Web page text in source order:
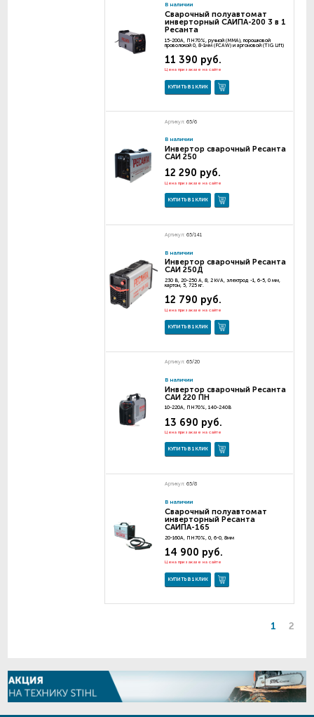
В наличии
Сварочный полуавтомат
инверторный САИПА-200 3 в 1
Ресанта
15-200A, ПН70%, ручной (MMA), порошковой
проволокой 0, 8-1мм (FCAW) и аргоновой (TIG Lift)
11 390 руб.
Цена при заказе на сайте
КУПИТЬ В 1 КЛИК
Артикул: 65/6
В наличии
Инвертор сварочный Ресанта
САИ 250
12 290 руб.
Цена при заказе на сайте
КУПИТЬ В 1 КЛИК
Артикул: 65/141
В наличии
Инвертор сварочный Ресанта
САИ 250Д
230 В, 20-250 А, 8, 2 kVA, электрод -1, 6-5, 0 мм,
картон, 5, 725 кг.
12 790 руб.
Цена при заказе на сайте
КУПИТЬ В 1 КЛИК
Артикул: 65/20
В наличии
Инвертор сварочный Ресанта
САИ 220 ПН
10-220А, ПН70%, 140-240В
13 690 руб.
Цена при заказе на сайте
КУПИТЬ В 1 КЛИК
Артикул: 65/8
В наличии
Сварочный полуавтомат
инверторный Ресанта
САИПА-165
20-160A, ПН70%, 0, 6-0, 8мм
14 900 руб.
Цена при заказе на сайте
КУПИТЬ В 1 КЛИК
1 2